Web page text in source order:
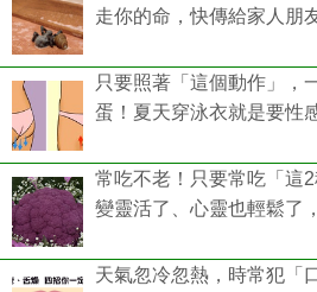
走你的命，快傳給家人朋
只要照著「這個動作」，
蛋！夏天穿泳衣就是要性
常吃不老！只要常吃「這
變靈活了、心靈也輕鬆了
天氣忽冷忽熱，時常犯「